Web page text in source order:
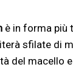
è in forma più
sfilate di
del macello